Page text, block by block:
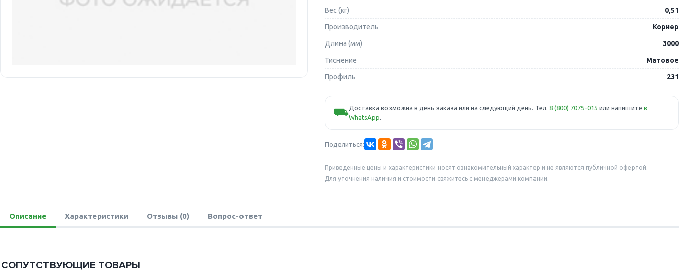
Вес (кг) 0,51
Производитель Корнер
Длина (мм) 3000
Тиснение Матовое
Профиль 231
⛟Доставка возможна в день заказа или на следующий день. Тел.8 (800) 7075-015 или напишитев
WhatsApp
Поделиться:
Приведённые цены и характеристики носят ознакомительный характер и не являются публичной офертой.
Для уточнения наличия и стоимости свяжитесь с менеджерами компании.
Описание Характеристики Отзывы (0) Вопрос-ответ
СОПУТСТВУЮЩИЕ ТОВАРЫ